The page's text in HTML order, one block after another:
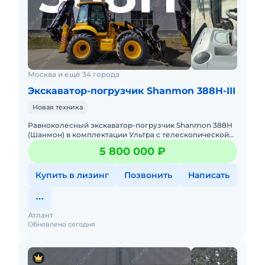
Звоните прямо сейчас – для более детальной
консультации!
Усиленные стрелы нового поколения
Быстросъемная каретка фронтальной и
задней стрелы
3 гидролиния (фронтальная и экскаваторная
Увеличенные аутригеры
Зимний Пакет, Кондиционер, MP3/USB,
Камера заднего вида
Всесезонная резина с усиленным
протектором
Навесное оборудование
Планировочные
Траншейные
Общестроительные
Москва и ещё 34 города
Экскаватор-погрузчик Shanmon 388H-III
Новая техника
Равноколесный экскаватор-погрузчик Shanmon 388Н
(Шанмон) в комплектации Ультра с телескопической
стрелой, мокрыми мостами CARRARO, поршневым
насосом Hangli и ре5 800 000 ₽
Купить в лизинг Позвонить Написать
Обновлено сегодня
Атлант